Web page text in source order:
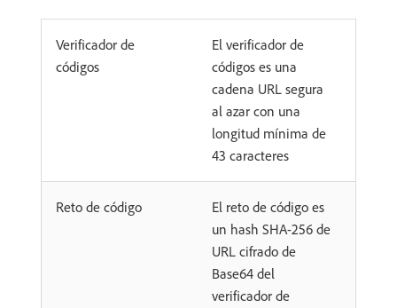
Verificador de
códigos
El verificador de
códigos es una
cadena URL segura
al azar con una
longitud mínima de
43 caracteres
Reto de código
El reto de código es
un hash SHA-256 de
URL cifrado de
Base64 del
verificador de